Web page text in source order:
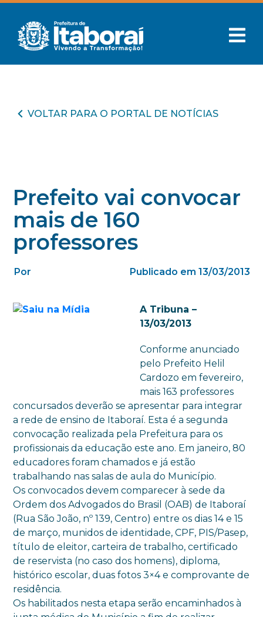
VOLTAR PARA O PORTAL DE NOTÍCIAS
Prefeito vai convocar
mais de 160
professores
Por Publicado em 13/03/2013
A Tribuna –
13/03/2013
Conforme anunciado
pelo Prefeito Helil
Cardozo em fevereiro,
mais 163 professores
concursados deverão se apresentar para integrar
a rede de ensino de Itaboraí. Esta é a segunda
convocação realizada pela Prefeitura para os
profissionais da educação este ano. Em janeiro, 80
educadores foram chamados e já estão
trabalhando nas salas de aula do Município.
Os convocados devem comparecer à sede da
Ordem dos Advogados do Brasil (OAB) de Itaboraí
(Rua São João, nº 139, Centro) entre os dias 14 e 15
de março, munidos de identidade, CPF, PIS/Pasep,
título de eleitor, carteira de trabalho, certificado
de reservista (no caso dos homens), diploma,
histórico escolar, duas fotos 3×4 e comprovante de
residência.
Os habilitados nesta etapa serão encaminhados à